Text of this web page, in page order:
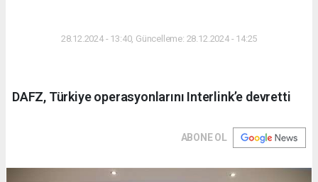
28.12.2024 - 13:40, Güncelleme: 28.12.2024 - 14:25
DAFZ, Türkiye operasyonlarını Interlink’e devretti
ABONE OL